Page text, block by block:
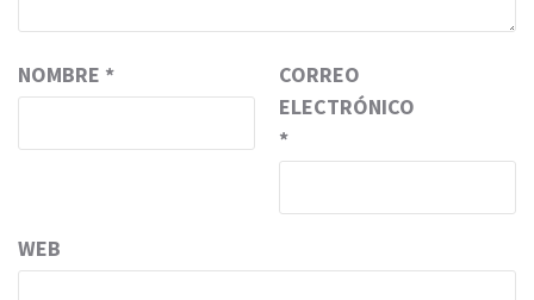
NOMBRE *
CORREO
ELECTRÓNICO
*
WEB